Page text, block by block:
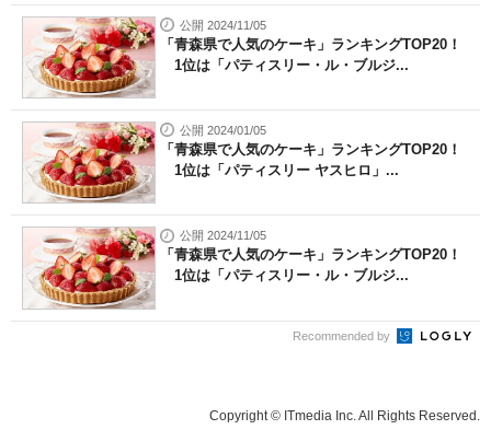
公開 2024/11/05
「青森県で人気のケーキ」ランキングTOP20！
1位は「パティスリー・ル・ブルジ...
公開 2024/01/05
「青森県で人気のケーキ」ランキングTOP20！
1位は「パティスリー ヤスヒロ」...
公開 2024/11/05
「青森県で人気のケーキ」ランキングTOP20！
1位は「パティスリー・ル・ブルジ...
Recommended by
Copyright © ITmedia Inc. All Rights Reserved.